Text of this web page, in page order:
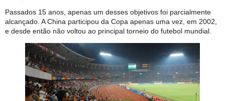
Passados 15 anos, apenas um desses objetivos foi parcialmente
alcançado. A China participou da Copa apenas uma vez, em 2002,
e desde então não voltou ao principal torneio do futebol mundial.